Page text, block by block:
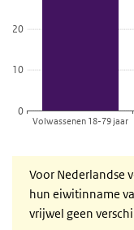
0
10
20
Volwassenen 18-79 jaar
Voor Nederlandse
hun eiwitinname
vrijwel geen